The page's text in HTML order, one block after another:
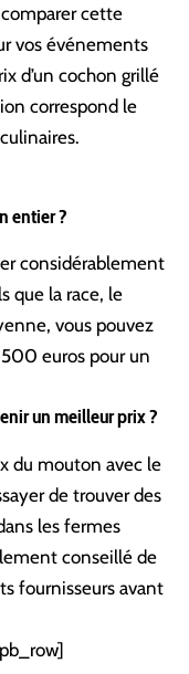
cette
vos événements
d’un cochon grillé
correspond le
entier ?
considérablement
que la race, le
vous pouvez
euros pour un
un meilleur prix ?
du mouton avec le
de trouver des
les fermes
conseillé de
fournisseurs avant